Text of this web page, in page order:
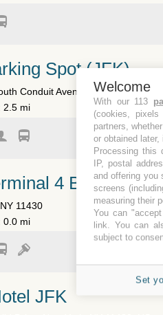
Spot (JFK)
Conduit Avenue, Jamaica, NY
2.5 mi
4 Blue
11430
0.0 mi
JFK
Welcome
With our 113
(cookies,
partners,
or obtained
Processing this
IP, postal
and offering you
screens
measuring their
You can
link. You can
subject to
Set